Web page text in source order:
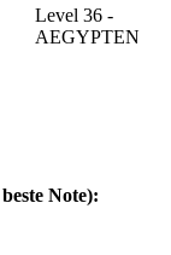
Level 36 -
AEGYPTEN
Note):